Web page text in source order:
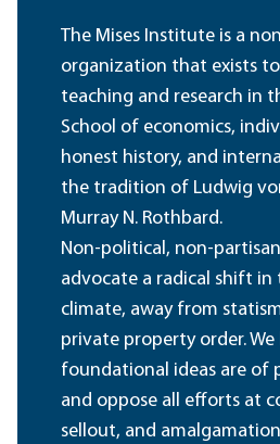
The Mises Institute is a
organization that exists
teaching and research in
School of economics,
honest history, and
the tradition of Ludwig
Murray N. Rothbard.
Non-political, non-
advocate a radical shift
climate, away from
private property order.
foundational ideas are of
and oppose all efforts at
sellout, and